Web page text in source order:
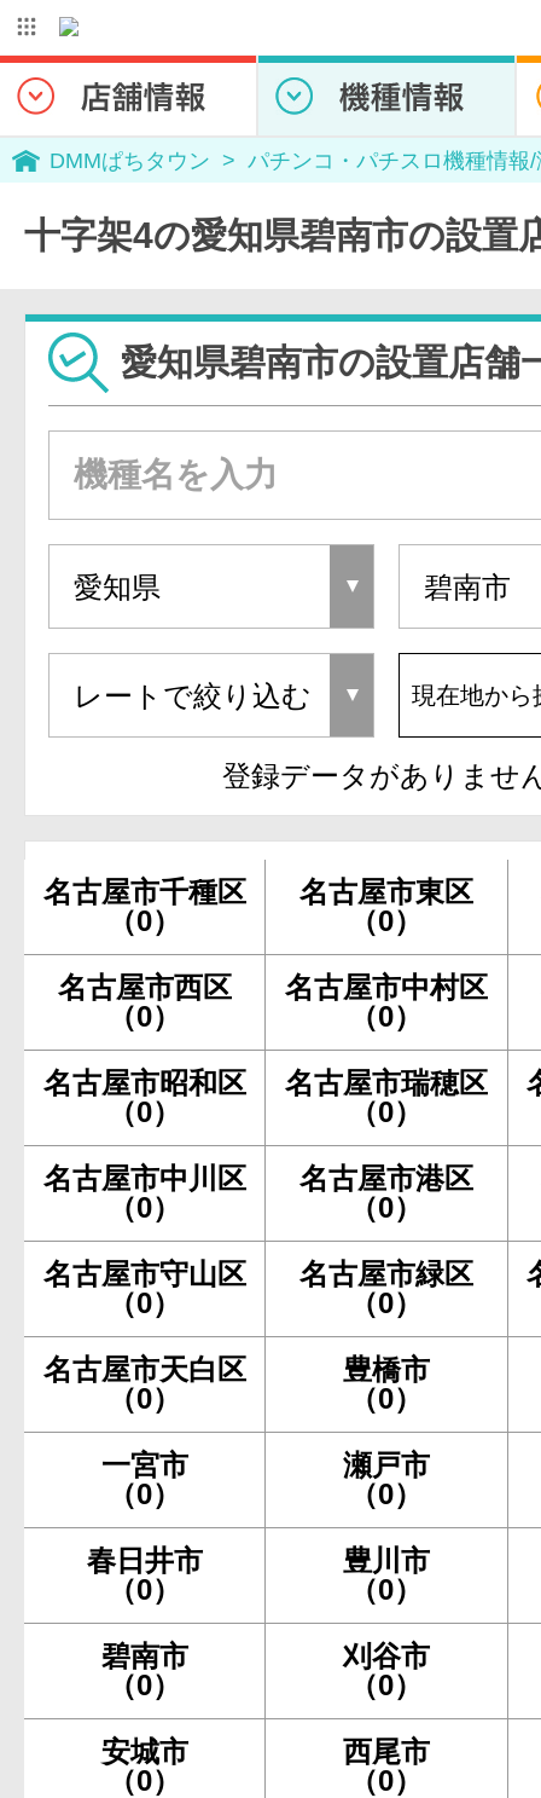
DMMぱちタウン パチンコ・パチスロ機種情報
十字架4の愛知県碧南市の設置
愛知県碧南市の設置店舗
現在地から
登録データがありませ
名古屋市千種区
（0）
名古屋市東区
（0）
名古屋市西区
（0）
名古屋市中村区
（0）
名古屋市昭和区
（0）
名古屋市瑞穂区
（0）
名古屋市中川区
（0）
名古屋市港区
（0）
名古屋市守山区
（0）
名古屋市緑区
（0）
名古屋市天白区
（0）
豊橋市
（0）
一宮市
（0）
瀬戸市
（0）
春日井市
（0）
豊川市
（0）
碧南市
（0）
刈谷市
（0）
安城市
（0）
西尾市
（0）